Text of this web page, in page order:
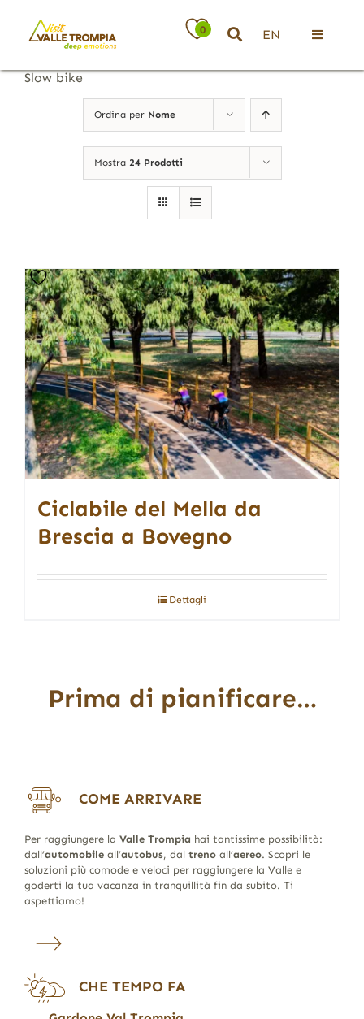
contenuto
0 EN
Toggle
Eventi
Slow bike
Ordina per Nome
Mostra 24 Prodotti
Ciclabile del Mella da
Brescia a Bovegno
Dettagli
Prima di pianificare…
COME ARRIVARE
Per raggiungere la Valle Trompia hai tantissime possibilità:
dall’automobileall’autobus, dal trenoall’aereo. Scopri le
soluzioni più comode e veloci per raggiungere la Valle e
goderti la tua vacanza in tranquillità fin da subito. Ti
aspettiamo!
CHE TEMPO FA